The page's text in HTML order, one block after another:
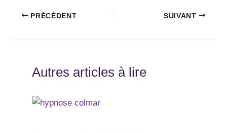
PRÉCÉDENT SUIVANT
Autres articles à lire